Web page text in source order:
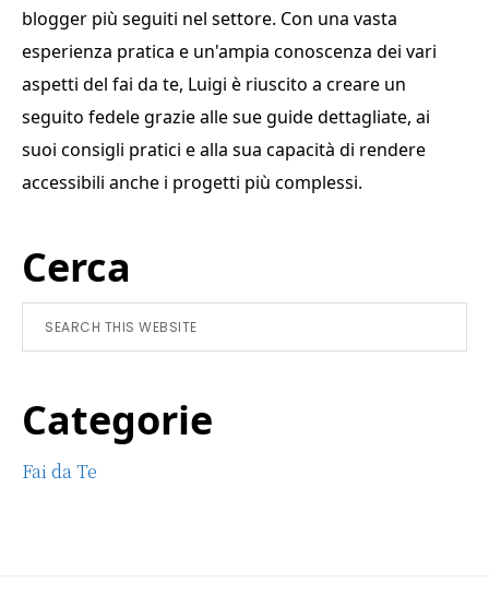
k
blogger più seguiti nel settore. Con una vasta
esperienza pratica e un'ampia conoscenza dei vari
aspetti del fai da te, Luigi è riuscito a creare un
seguito fedele grazie alle sue guide dettagliate, ai
suoi consigli pratici e alla sua capacità di rendere
accessibili anche i progetti più complessi.
Primary
Sidebar
Cerca
Search
this
Categorie
Fai da Te